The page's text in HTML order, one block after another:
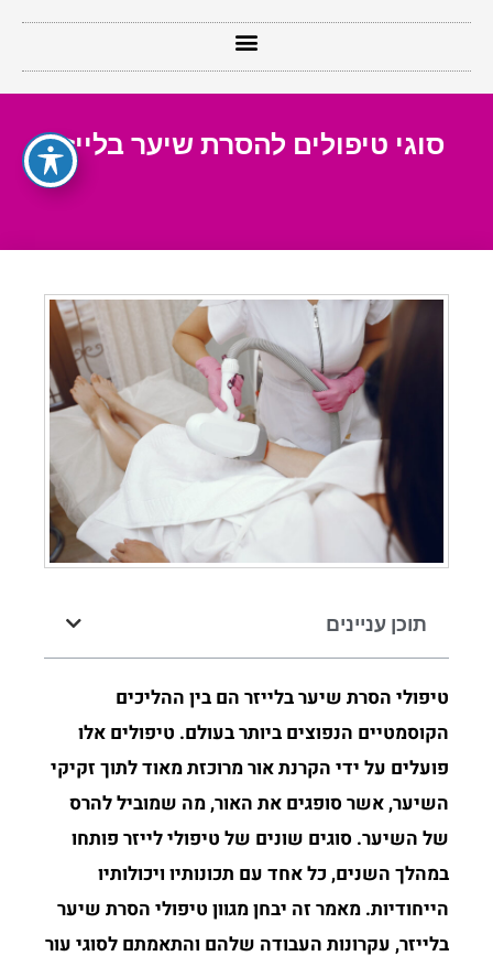
סוגי טיפולים להסרת שיער בלייזר
תוכן עניינים
טיפולי הסרת שיער בלייזר הם בין ההליכים
הקוסמטיים הנפוצים ביותר בעולם. טיפולים אלו
פועלים על ידי הקרנת אור מרוכזת מאוד לתוך זקיקי
השיער, אשר סופגים את האור, מה שמוביל להרס
של השיער. סוגים שונים של טיפולי לייזר פותחו
במהלך השנים, כל אחד עם תכונותיו ויכולותיו
הייחודיות. מאמר זה יבחן מגוון טיפולי הסרת שיער
בלייזר, עקרונות העבודה שלהם והתאמתם לסוגי עור